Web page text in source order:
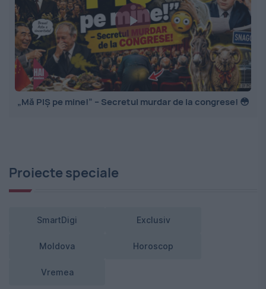
„Mă PIȘ pe mine!” – Secretul murdar de la congrese! 😳
Proiecte speciale
SmartDigi Exclusiv
Moldova Horoscop
Vremea